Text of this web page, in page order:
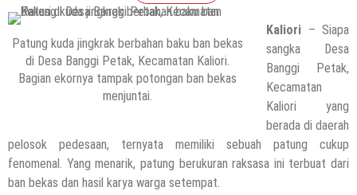
Patung kuda jingkrak berbahan baku ban bekas
di Desa Banggi Petak, Kecamatan Kaliori.
Bagian ekornya tampak potongan ban bekas
menjuntai.
Kaliori – Siapa
sangka Desa
Banggi Petak,
Kecamatan
Kaliori yang
berada di daerah
pelosok pedesaan, ternyata memiliki sebuah patung cukup
fenomenal. Yang menarik, patung berukuran raksasa ini terbuat dari
ban bekas dan hasil karya warga setempat.